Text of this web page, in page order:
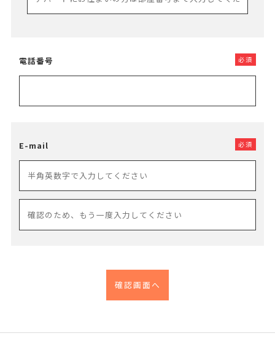
電話番号 必須
E-mail 必須